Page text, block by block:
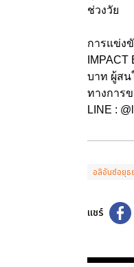
ช่วงวัย
การแข่ง
บาท ผู้สน
ทางการข
LINE :
อลิอันซ์อยุธ
แชร์